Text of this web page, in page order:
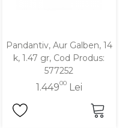
Pandantiv, Aur Galben, 14
k, 1.47 gr, Cod Produs:
577252
1.44900Lei